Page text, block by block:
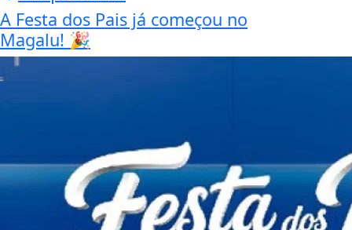
A Festa dos Pais já começou no
Magalu! 🎉